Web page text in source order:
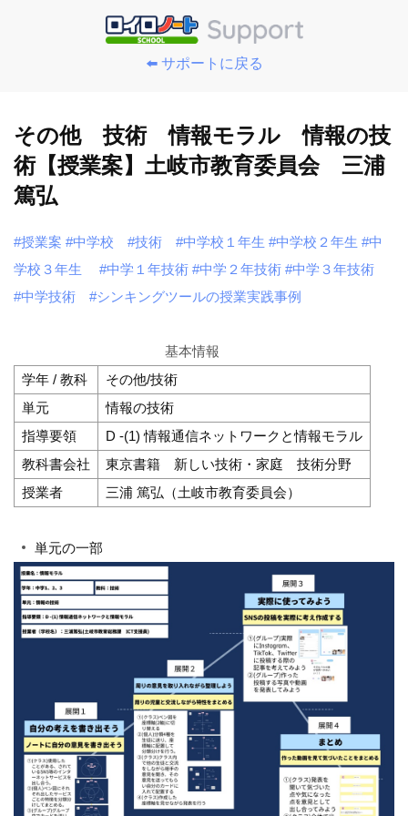
⬅️ サポートに戻る
その他 技術 情報モラル 情報の技
術【授業案】土岐市教育委員会 三浦
篤弘
#授業案 #中学校 #技術 #中学校１年生 #中学校２年生 #中
学校３年生
#中学１年技術 #中学２年技術 #中学３年技術
#中学技術
#シンキングツールの授業実践事例
基本情報
学年 / 教科
その他/技術
単元
情報の技術
指導要領
D -(1) 情報通信ネットワークと情報モラル
教科書会社
東京書籍 新しい技術・家庭 技術分野
授業者
三浦 篤弘（土岐市教育委員会）
単元の一部